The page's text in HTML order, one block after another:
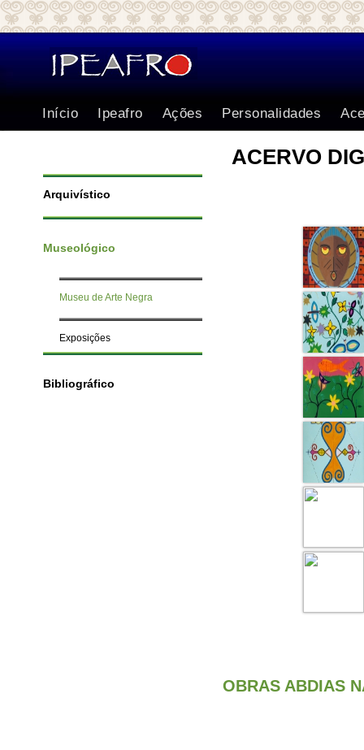
Início Ipeafro Ações Personalidades
ACERVO
Arquivístico
Museológico
Museu de Arte Negra
Exposições
Bibliográfico
OBRAS ABDIAS